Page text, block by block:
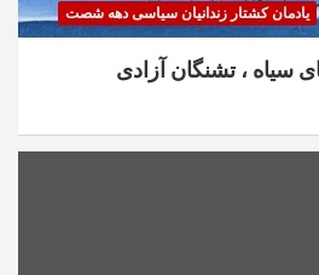
یادمان کشتار زندانیان سیاسی دهه شصت
سیاه ، تشنگان آزادی